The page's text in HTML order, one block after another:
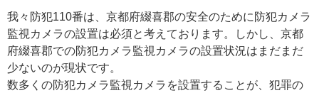
我々防犯110番は、京都府綴喜郡の安全のために防犯カメラ
監視カメラの設置は必須と考えております。しかし、京都
府綴喜郡での防犯カメラ監視カメラの設置状況はまだまだ
少ないのが現状です。
数多くの防犯カメラ監視カメラを設置することが、犯罪の